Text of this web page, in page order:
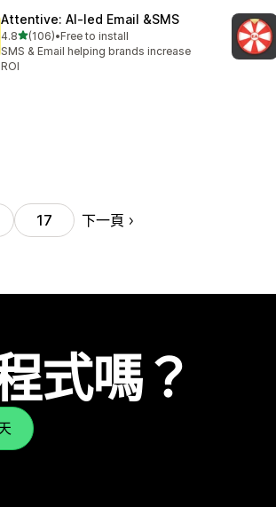
Attentive: AI‑led Email &SMS
4.8滿分 5 顆星
(106)
共有 106 則評價
•Free to install
SMS & Email helping brands increase
ROI
17 下一頁
式嗎？